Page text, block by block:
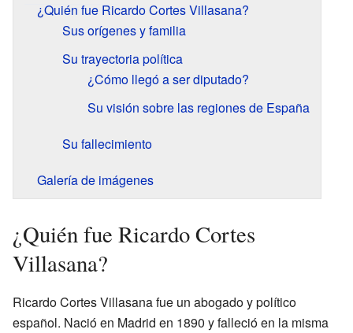
¿Quién fue Ricardo Cortes Villasana?
Sus orígenes y familia
Su trayectoria política
¿Cómo llegó a ser diputado?
Su visión sobre las regiones de España
Su fallecimiento
Galería de imágenes
¿Quién fue Ricardo Cortes
Villasana?
Ricardo Cortes Villasana fue un abogado y político
español. Nació en Madrid en 1890 y falleció en la misma